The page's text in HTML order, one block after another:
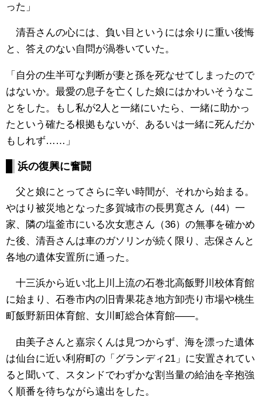
った」
清吾さんの心には、負い目というには余りに重い後悔
と、答えのない自問が渦巻いていた。
「自分の生半可な判断が妻と孫を死なせてしまったので
はないか。最愛の息子を亡くした娘にはかわいそうなこ
とをした。もし私が2人と一緒にいたら、一緒に助かっ
たという確たる根拠もないが、あるいは一緒に死んだか
もしれず……」
浜の復興に奮闘
父と娘にとってさらに辛い時間が、それから始まる。
やはり被災地となった多賀城市の長男寛さん（44）一
家、隣の塩釜市にいる次女恵さん（36）の無事を確かめ
た後、清吾さんは車のガソリンが続く限り、志保さんと
各地の遺体安置所に通った。
十三浜から近い北上川上流の石巻北高飯野川校体育館
に始まり、石巻市内の旧青果花き地方卸売り市場や桃生
町飯野新田体育館、女川町総合体育館――。
由美子さんと嘉宗くんは見つからず、海を漂った遺体
は仙台に近い利府町の「グランディ21」に安置されてい
ると聞いて、スタンドでわずかな割当量の給油を辛抱強
く順番を待ちながら遠出をした。